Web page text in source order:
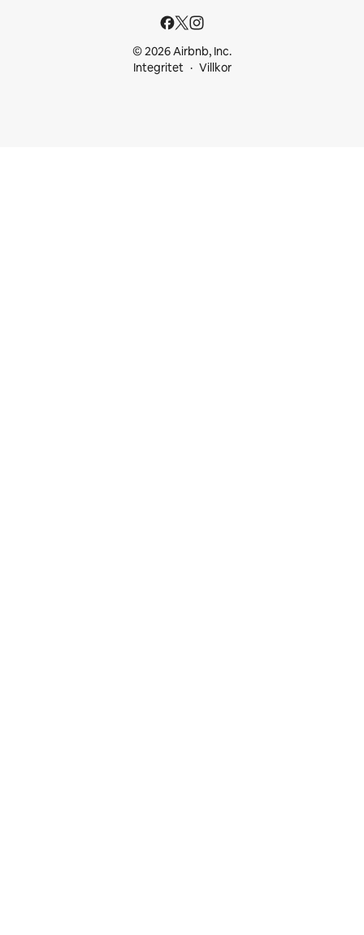
© 2026 Airbnb, Inc.
Integritet
Villkor